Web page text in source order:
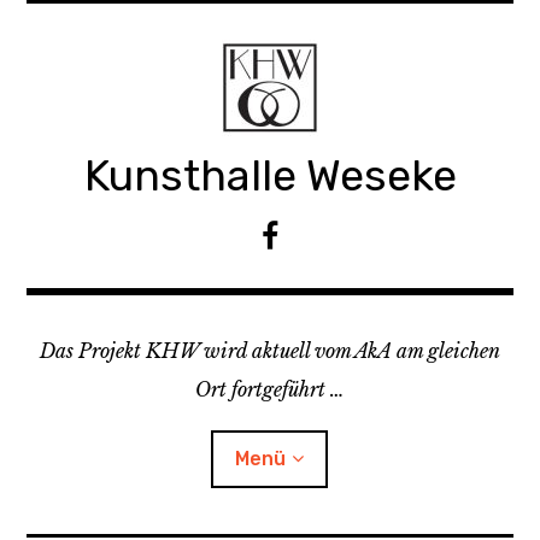
Kunsthalle Weseke
c
b
o
k
Das Projekt KHW wird aktuell vom AkA am gleichen
Ort fortgeführt …
Menü